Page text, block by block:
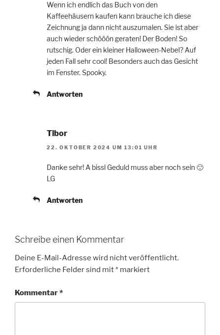
Wenn ich endlich das Buch von den
Kaffeehäusern kaufen kann brauche ich diese
Zeichnung ja dann nicht auszumalen. Sie ist aber
auch wieder schööön geraten! Der Boden! So
rutschig. Oder ein kleiner Halloween-Nebel? Auf
jeden Fall sehr cool! Besonders auch das Gesicht
im Fenster. Spooky.
Antworten
Tibor
22. OKTOBER 2024 UM 13:01 UHR
Danke sehr! A bissl Geduld muss aber noch sein 🙂
LG
Antworten
Schreibe einen Kommentar
Deine E-Mail-Adresse wird nicht veröffentlicht.
Erforderliche Felder sind mit* markiert
Kommentar*